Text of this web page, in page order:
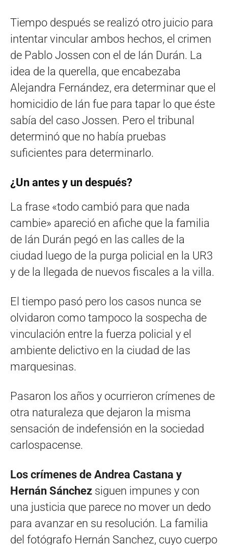
Tiempo después se realizó otro juicio para
intentar vincular ambos hechos, el crimen
de Pablo Jossen con el de Ián Durán. La
idea de la querella, que encabezaba
Alejandra Fernández, era determinar que el
homicidio de Ián fue para tapar lo que éste
sabía del caso Jossen. Pero el tribunal
determinó que no había pruebas
suficientes para determinarlo.
¿Un antes y un después?
La frase «todo cambió para que nada
cambie» apareció en afiche que la familia
de Ián Durán pegó en las calles de la
ciudad luego de la purga policial en la UR3
y de la llegada de nuevos fiscales a la villa.
El tiempo pasó pero los casos nunca se
olvidaron como tampoco la sospecha de
vinculación entre la fuerza policial y el
ambiente delictivo en la ciudad de las
marquesinas.
Pasaron los años y ocurrieron crímenes de
otra naturaleza que dejaron la misma
sensación de indefensión en la sociedad
carlospacense.
Los crímenes de Andrea Castana y
Hernán Sánchez siguen impunes y con
una justicia que parece no mover un dedo
para avanzar en su resolución. La familia
del fotógrafo Hernán Sanchez, cuyo cuerpo